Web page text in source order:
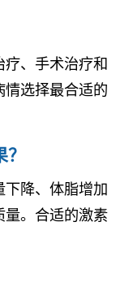
、手术治疗和
情选择最合适的
下降、体脂增加
量。合适的激素